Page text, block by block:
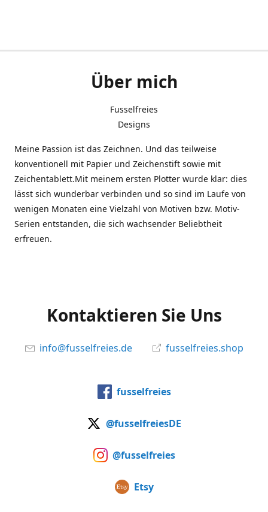
Über mich
Fusselfreies
Designs
Meine Passion ist das Zeichnen. Und das teilweise
konventionell mit Papier und Zeichenstift sowie mit
Zeichentablett.Mit meinem ersten Plotter wurde klar: dies
lässt sich wunderbar verbinden und so sind im Laufe von
wenigen Monaten eine Vielzahl von Motiven bzw. Motiv-
Serien entstanden, die sich wachsender Beliebtheit
erfreuen.
Kontaktieren Sie Uns
info@fusselfreies.de fusselfreies.shop
fusselfreies
@fusselfreiesDE
@fusselfreies
Etsy